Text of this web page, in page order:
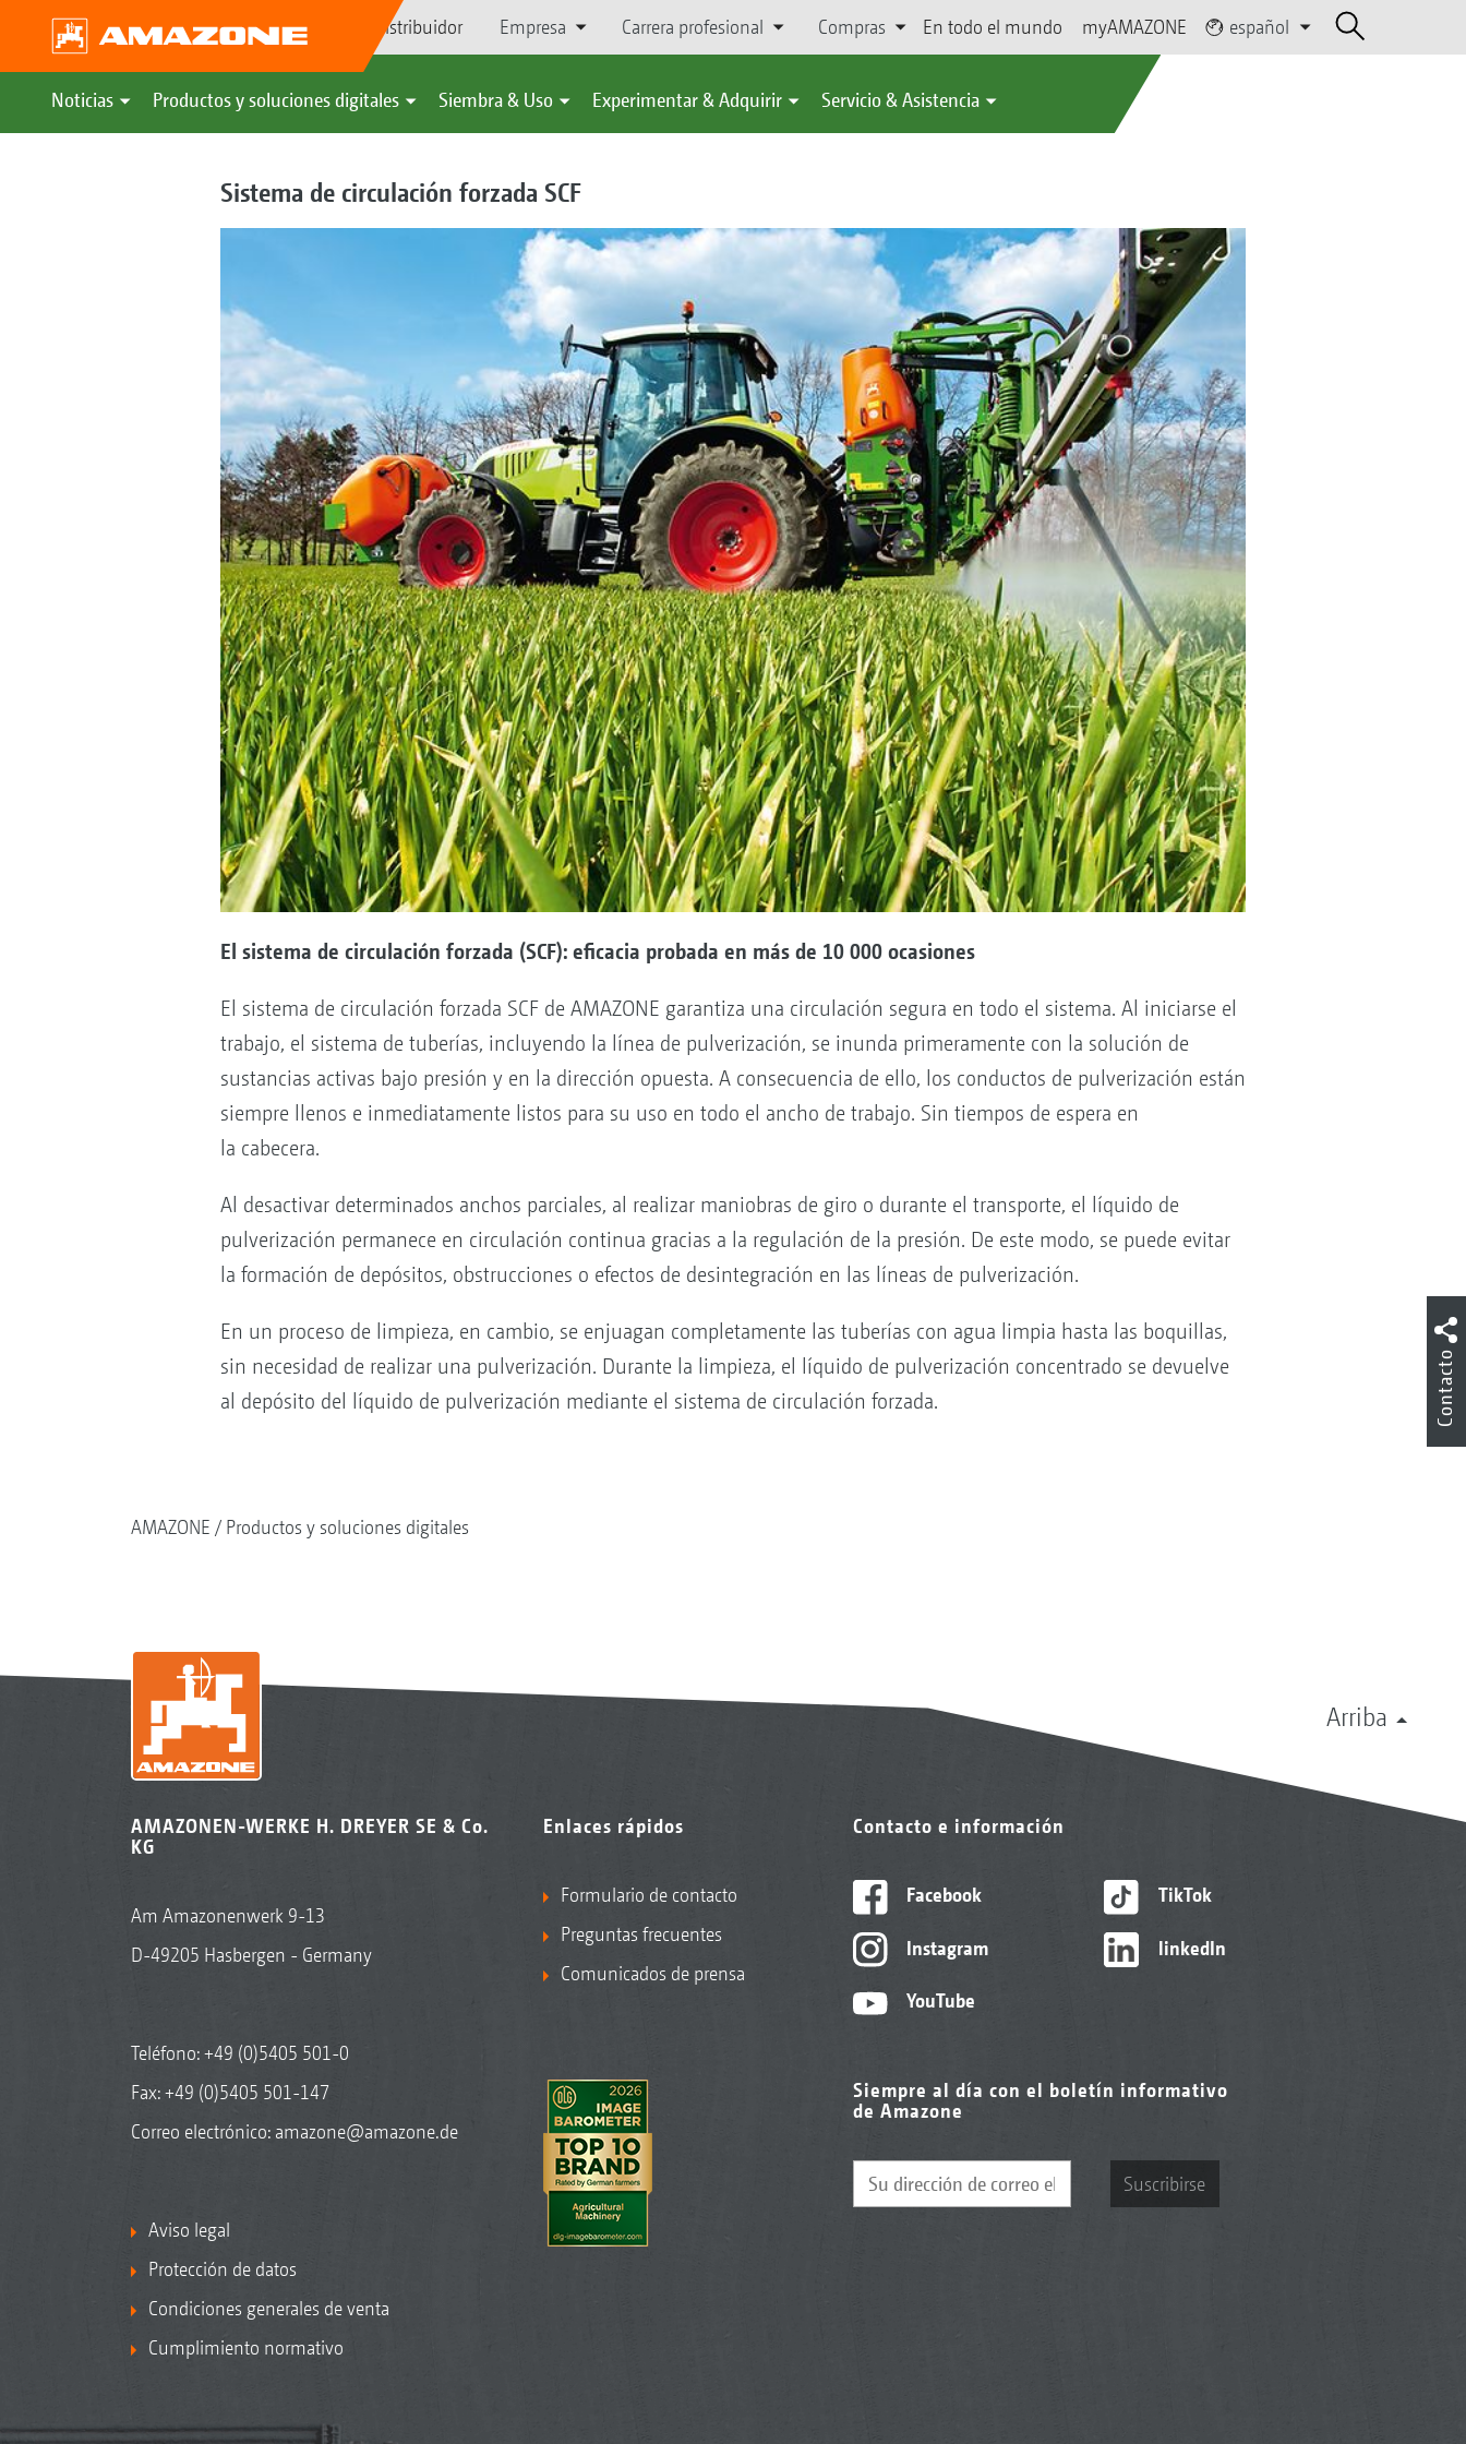
Búsqueda de distribuidor Empresa Carrera profesional Compras En todo el mundo myAMAZONE español
Noticias Productos y soluciones digitales Siembra & Uso Experimentar & Adquirir Servicio & Asistencia
Sistema de circulación forzada SCF
El sistema de circulación forzada (SCF): eficacia probada en más de 10 000 ocasiones
El sistema de circulación forzada SCF de AMAZONE garantiza una circulación segura en todo el sistema. Al iniciarse el
trabajo, el sistema de tuberías, incluyendo la línea de pulverización, se inunda primeramente con la solución de
sustancias activas bajo presión y en la dirección opuesta. A consecuencia de ello, los conductos de pulverización están
siempre llenos e inmediatamente listos para su uso en todo el ancho de trabajo. Sin tiempos de espera en
la cabecera.
Al desactivar determinados anchos parciales, al realizar maniobras de giro o durante el transporte, el líquido de
pulverización permanece en circulación continua gracias a la regulación de la presión. De este modo, se puede evitar
la formación de depósitos, obstrucciones o efectos de desintegración en las líneas de pulverización.
En un proceso de limpieza, en cambio, se enjuagan completamente las tuberías con agua limpia hasta las boquillas,
sin necesidad de realizar una pulverización. Durante la limpieza, el líquido de pulverización concentrado se devuelve
al depósito del líquido de pulverización mediante el sistema de circulación forzada.
AMAZONE Productos y soluciones digitales
Arriba
AMAZONEN-WERKE H. DREYER SE & Co.
KG
Am Amazonenwerk 9-13
D-49205 Hasbergen - Germany
Teléfono:+49 (0)5405 501-0
Fax: +49 (0)5405 501-147
Correo electrónico: amazone@amazone.de
Aviso legal
Protección de datos
Condiciones generales de venta
Cumplimiento normativo
Enlaces rápidos
Formulario de contacto
Preguntas frecuentes
Comunicados de prensa
Contacto e información
Facebook
Instagram
YouTube
TikTok
linkedIn
Siempre al día con el boletín informativo
de Amazone
Suscribirse
Contacto